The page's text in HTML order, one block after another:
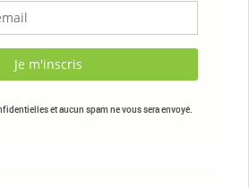
et aucun spam ne vous sera envoyé.